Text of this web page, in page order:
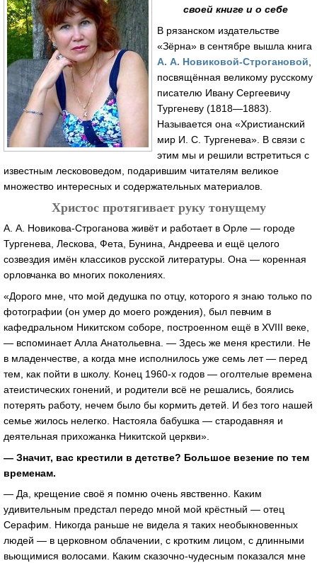
своей книге и о себе
В рязанском издательстве
«Зёрна» в сентябре вышла книга
А. А. Новиковой-Строгановой
посвящённая великому русскому
писателю Ивану Сергеевичу
Тургеневу (1818—1883).
Называется она «Христианский
мир И. С. Тургенева». В связи с
этим мы и решили встретиться с
известным лескововедом, подарившим читателям великое
множество интересных и содержательных материалов.
Христос протягивает руку тонущему
А. А. Новикова-Строганова живёт и работает в Орле — городе
Тургенева, Лескова, Фета, Бунина, Андреева и ещё целого
созвездия имён классиков русской литературы. Она — коренная
орловчанка во многих поколениях.
«Дорого мне, что мой дедушка по отцу, которого я знаю только по
фотографии (он умер до моего рождения), был певчим в
кафедральном Никитском соборе, построенном ещё в XVIII веке,
— вспоминает Алла Анатольевна. — Здесь же меня крестили. Не
в младенчестве, а когда мне исполнилось уже семь лет — перед
тем, как пойти в школу. Конец 1960-х годов — оголтелые времена
атеистических гонений, и родители всё не решались, боялись
потерять работу, нечем было бы кормить детей. И без того нашей
семье жилось нелегко. Настояла бабушка — стародавняя и
деятельная прихожанка Никитской церкви».
— Значит, вас крестили в детстве? Большое везение по тем
временам.
— Да, крещение своё я помню очень явственно. Каким
удивительным предстал передо мной мой крёстный — отец
Серафим. Никогда раньше не видела я таких необыкновенных
людей — в церковном облачении, с кротким лицом, с длинными
вьющимися волосами. Каким сказочно-чудесным показался мне